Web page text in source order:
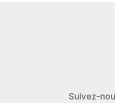
Suivez-